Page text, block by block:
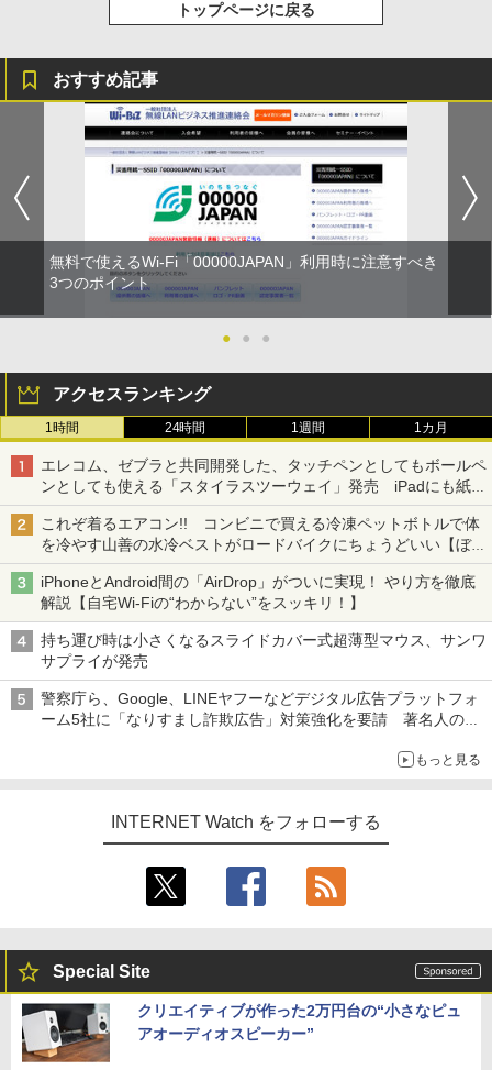
トップページに戻る
おすすめ記事
無料で使えるWi-Fi「00000JAPAN」利用時に注意すべき
3つのポイント
● ● ●
アクセスランキング
1時間 24時間 1週間 1カ月
エレコム、ゼブラと共同開発した、タッチペンとしてもボールペ
ンとしても使える「スタイラスツーウェイ」発売 iPadにも紙に
も、持ち替えずに書き込める
これぞ着るエアコン!! コンビニで買える冷凍ペットボトルで体
を冷やす山善の水冷ベストがロードバイクにちょうどいい【ぼっ
ち・ざ・ろーど！その14】【空いた時間でなにしてる？】
iPhoneとAndroid間の「AirDrop」がついに実現！ やり方を徹底
解説【自宅Wi-Fiの“わからない”をスッキリ！】
持ち運び時は小さくなるスライドカバー式超薄型マウス、サンワ
サプライが発売
警察庁ら、Google、LINEヤフーなどデジタル広告プラットフォ
ーム5社に「なりすまし詐欺広告」対策強化を要請 著名人の写
もっと見る
INTERNET Watch をフォローする
Special Site
クリエイティブが作った2万円台の“小さなピュ
アオーディオスピーカー”